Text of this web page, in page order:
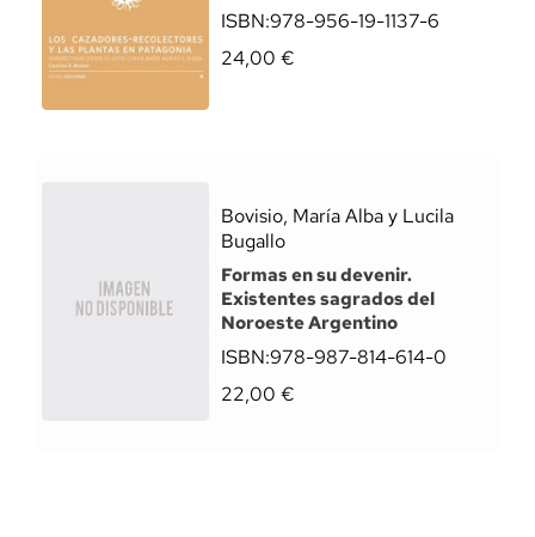
ISBN:978-956-19-1137-6
24,00 €
Bovisio, María Alba y Lucila
Bugallo
Formas en su devenir.
Existentes sagrados del
Noroeste Argentino
ISBN:978-987-814-614-0
22,00 €